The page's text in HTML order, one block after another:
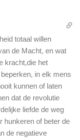
totaal willen
de Macht, en wat
kracht,die het
in elk mens
kunnen of laten
dat de revolutie
liefde de weg
hunkeren of beter de
de negatieve